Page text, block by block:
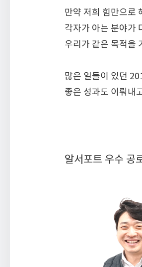
만약 저희 힘만으로
각자가 아는 분야가
우리가 같은 목적을
많은 일들이 있던
좋은 성과도 이뤄내
알서포트 우수 공